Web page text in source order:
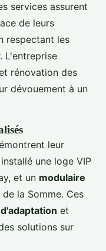
services assurent
de leurs
respectant les
L'entreprise
rénovation des
dévouement à un
leur
une loge VIP
et un modulaire
la Somme. Ces
et
solutions sur